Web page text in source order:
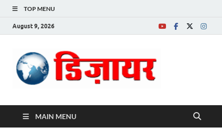
TOP MENU
August 9, 2026
MAIN MENU